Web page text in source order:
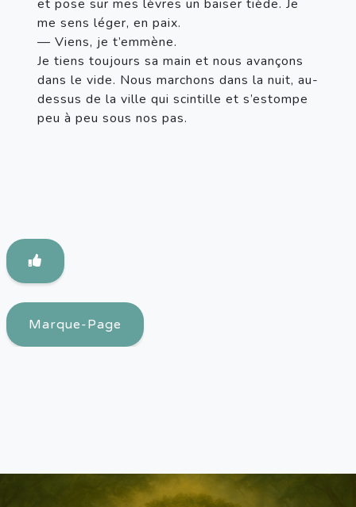
et pose sur mes lèvres un baiser tiède. Je
me sens léger, en paix.
— Viens, je t’emmène.
Je tiens toujours sa main et nous avançons
dans le vide. Nous marchons dans la nuit, au-
dessus de la ville qui scintille et s’estompe
peu à peu sous nos pas.
Marque-Page